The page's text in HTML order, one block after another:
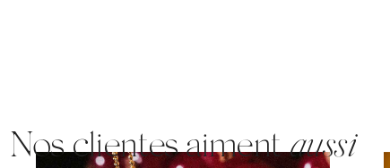
Nos clientes aimentaussi